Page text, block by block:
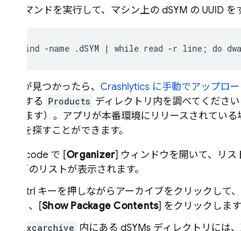
次のコマンドを実行して、マシン上の dSYM の UUID
mdfind -name .dSYM | while read -r line; do
dSYM が見つかったら、 Crashlytics に手動でアップロー
が存在する Products ディレクトリ内を調べてください
にあります）。アプリが本番環境にリリースされてい
dSYM を探すことができます。
Xcode で [Organizer] ウィンドウを開いて、リ
ブのリストが表示されます。
Ctrl キーを押しながらアーカイブをクリックし
し、[Show Package Contents] をクリックします
.xcarchive 内にある dSYMs ディレクトリには